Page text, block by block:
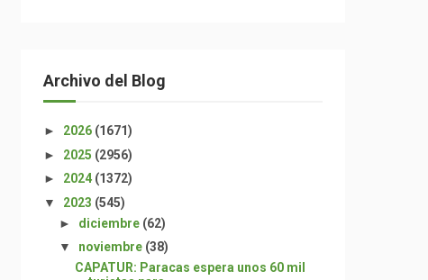
Archivo del Blog
► 2026 (1671)
► 2025 (2956)
► 2024 (1372)
▼ 2023 (545)
► diciembre (62)
▼ noviembre (38)
CAPATUR: Paracas espera unos 60 mil